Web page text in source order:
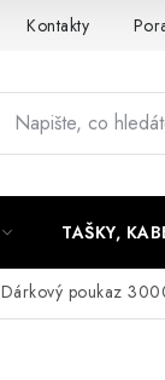
Kontakty
TAŠKY,
Dárkový poukaz